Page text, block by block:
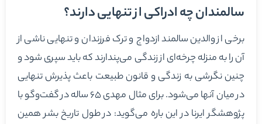
سالمندان چه ادراکی از تنهایی دارند؟
برخی از والدین سالمند ازدواج و ترک فرزندان و تنهایی ناشی از
آن را به منزله چرخه‌ای از زندگی می‌پندارند که باید سپری شود و
چنین نگرشی به زندگی و قانون طبیعت باعث پذیرش تنهایی
در میان آنها می‌شود. برای مثال مهدی ۶۵ ساله در گفت‌وگو با
پژوهشگر ایرنا در این باره می‌گوید: در طول تاریخ بشر همین